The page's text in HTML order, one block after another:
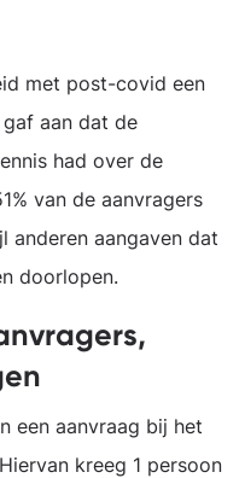
met post-covid een
aan dat de
had over de
van de aanvragers
anderen aangaven dat
doorlopen.
een aanvraag bij het
kreeg 1 persoon